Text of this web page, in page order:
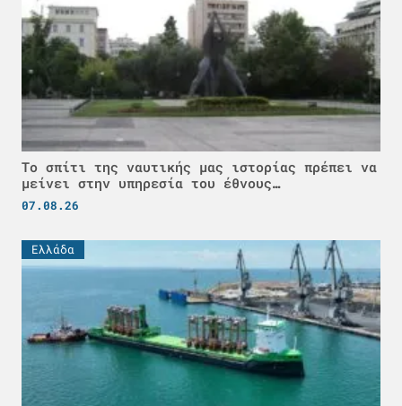
Το σπίτι της ναυτικής μας ιστορίας πρέπει να
μείνει στην υπηρεσία του έθνους…
07.08.26
Ελλάδα